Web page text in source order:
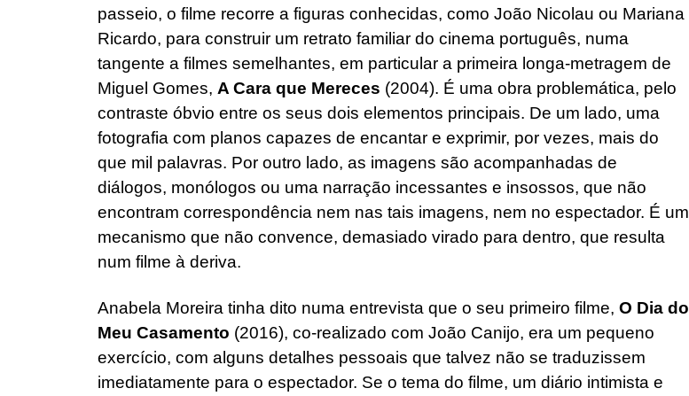
passeio, o filme recorre a figuras conhecidas, como João Nicolau ou Mariana
Ricardo, para construir um retrato familiar do cinema português, numa
tangente a filmes semelhantes, em particular a primeira longa-metragem de
Miguel Gomes, A Cara que Mereces (2004). É uma obra problemática, pelo
contraste óbvio entre os seus dois elementos principais. De um lado, uma
fotografia com planos capazes de encantar e exprimir, por vezes, mais do
que mil palavras. Por outro lado, as imagens são acompanhadas de
diálogos, monólogos ou uma narração incessantes e insossos, que não
encontram correspondência nem nas tais imagens, nem no espectador. É um
mecanismo que não convence, demasiado virado para dentro, que resulta
num filme à deriva.
Anabela Moreira tinha dito numa entrevista que o seu primeiro filme, O Dia do
Meu Casamento (2016), co-realizado com João Canijo, era um pequeno
exercício, com alguns detalhes pessoais que talvez não se traduzissem
imediatamente para o espectador. Se o tema do filme, um diário intimista e